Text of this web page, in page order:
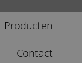
Producten
Contact